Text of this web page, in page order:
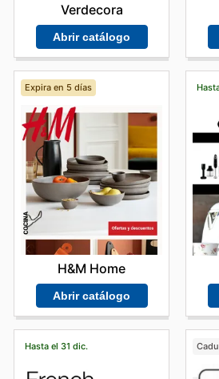
Verdecora
Abrir catálogo
Expira en 5 días
H&M Home
Abrir catálogo
Hasta el 31 dic.